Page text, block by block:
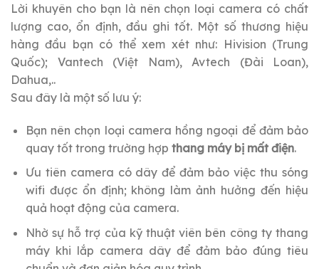
Lời khuyên cho bạn là nên chọn loại camera có chất
lượng cao, ổn định, đầu ghi tốt. Một số thương hiệu
hàng đầu bạn có thể xem xét như: Hivision (Trung
Quốc); Vantech (Việt Nam), Avtech (Đài Loan),
Dahua,..
Sau đây là một số lưu ý:
Bạn nên chọn loại camera hồng ngoại để đảm bảo
quay tốt trong trường hợp thang máy bị mất điện.
Ưu tiên camera có dây để đảm bảo việc thu sóng
wifi được ổn định; không làm ảnh hưởng đến hiệu
quả hoạt động của camera.
Nhờ sự hỗ trợ của kỹ thuật viên bên công ty thang
máy khi lắp camera dây để đảm bảo đúng tiêu